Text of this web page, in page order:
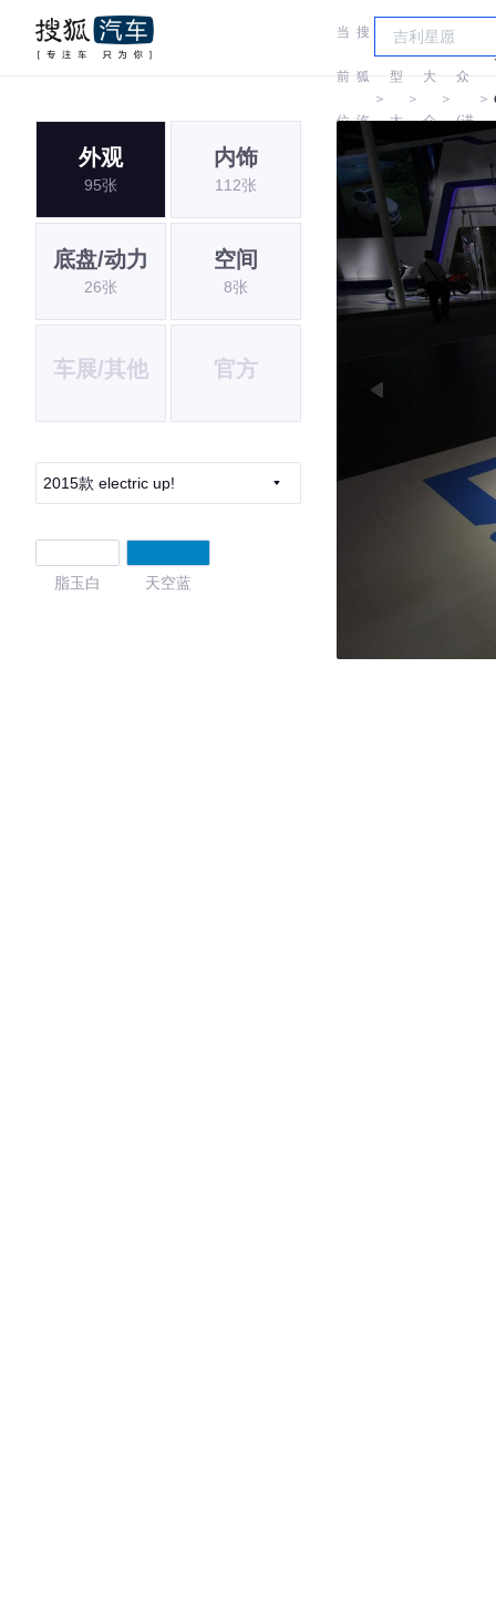
当
前
位
置:
搜
狐
汽
车
＞
车
型
大
全
＞
大
众
＞
众
(进
＞
外观
95张
内饰
112张
底盘/动力
26张
空间
8张
车展/其他 官方
2015款 electric up!
脂玉白 天空蓝